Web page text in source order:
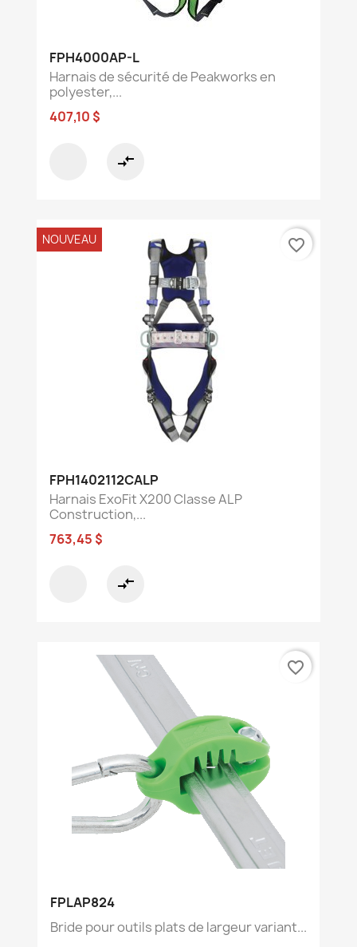
FPH4000AP-L
Harnais de sécurité de Peakworks en
polyester,...
407,10 $
compare_arrows
FPH1402112CALP
Harnais ExoFit X200 Classe ALP
Construction,...
763,45 $
compare_arrows
NOUVEAU favorite_border
FPLAP824
Bride pour outils plats de largeur variant...
favorite_border